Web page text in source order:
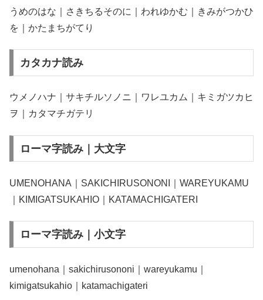
うめのはな｜さきちるそのに｜われゆかむ｜きみがつかひ
を｜かたまちがてり
カタカナ読み
ウメノハナ｜サキチルソノニ｜ワレユカム｜キミガツカヒ
ヲ｜カタマチガテリ
ローマ字読み｜大文字
UMENOHANA｜SAKICHIRUSONONI｜WAREYUKAMU
｜KIMIGATSUKAHIO｜KATAMACHIGATERI
ローマ字読み｜小文字
umenohana｜sakichirusononi｜wareyukamu｜
kimigatsukahio｜katamachigateri